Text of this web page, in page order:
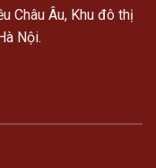
Châu Âu, Khu đô thị
Nội.